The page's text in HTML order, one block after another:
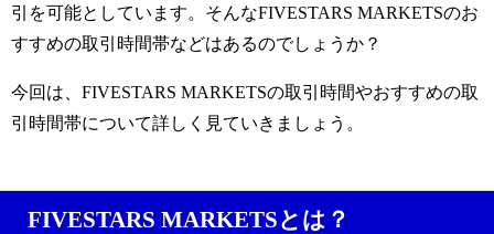
引を可能としています。そんなFIVESTARS MARKETSのお
すすめの取引時間帯などはあるのでしょうか？
今回は、FIVESTARS MARKETSの取引時間やおすすめの取
引時間帯について詳しく見ていきましょう。
FIVESTARS MARKETSとは？